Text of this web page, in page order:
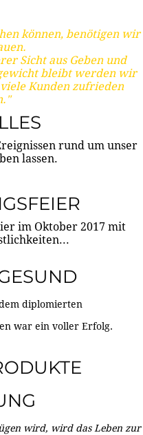
können, benötigen wir
Sicht aus Geben und
bleibt werden wir
Kunden zufrieden
rund um unser
lassen.
im Oktober 2017 mit
diplomierten
war ein voller Erfolg.
wird, wird das Leben zur